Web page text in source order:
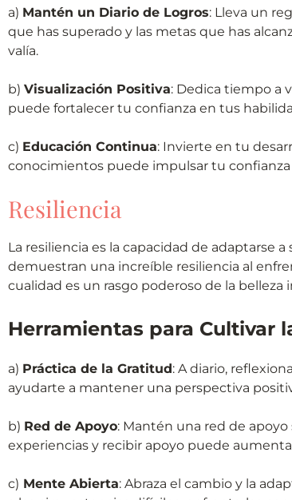
a) Mantén un Diario de Logros: Lleva un
que has superado y las metas que has
valía.
b) Visualización Positiva: Dedica tiempo a
puede fortalecer tu confianza en tus
c) Educación Continua: Invierte en tu
conocimientos puede impulsar tu
Resiliencia
La resiliencia es la capacidad de adaptarse
demuestran una increíble resiliencia al
cualidad es un rasgo poderoso de la belleza
Herramientas para Cultivar
a) Práctica de la Gratitud: A diario,
ayudarte a mantener una perspectiva
b) Red de Apoyo: Mantén una red de
experiencias y recibir apoyo puede
c) Mente Abierta: Abraza el cambio y la